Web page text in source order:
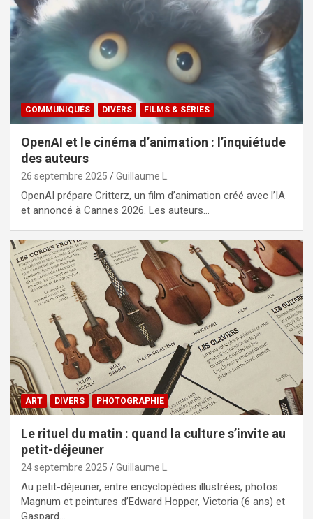
COMMUNIQUÉS DIVERS FILMS & SÉRIES
OpenAI et le cinéma d’animation : l’inquiétude
des auteurs
26 septembre 2025 Guillaume L.
OpenAI prépare Critterz, un film d’animation créé avec l’IA
et annoncé à Cannes 2026. Les auteurs…
ART DIVERS PHOTOGRAPHIE
Le rituel du matin : quand la culture s’invite au
petit-déjeuner
24 septembre 2025 Guillaume L.
Au petit-déjeuner, entre encyclopédies illustrées, photos
Magnum et peintures d’Edward Hopper, Victoria (6 ans) et
Gaspard…